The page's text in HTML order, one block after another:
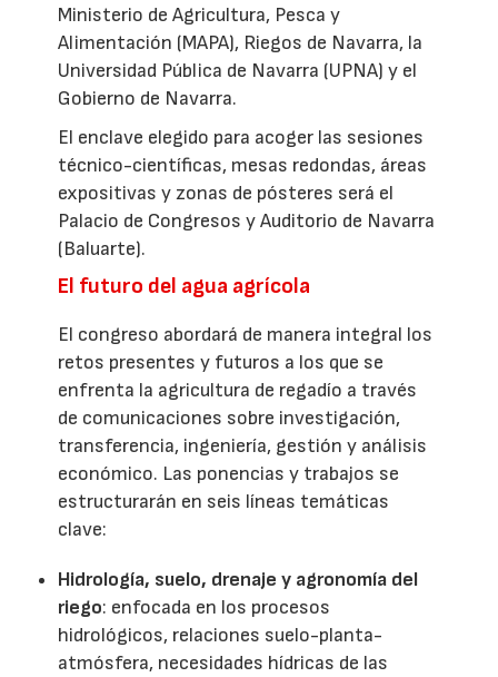
Ministerio de Agricultura, Pesca y
Alimentación (MAPA), Riegos de Navarra, la
Universidad Pública de Navarra (UPNA) y el
Gobierno de Navarra.
El enclave elegido para acoger las sesiones
técnico-científicas, mesas redondas, áreas
expositivas y zonas de pósteres será el
Palacio de Congresos y Auditorio de Navarra
(Baluarte).
El futuro del agua agrícola
El congreso abordará de manera integral los
retos presentes y futuros a los que se
enfrenta la agricultura de regadío a través
de comunicaciones sobre investigación,
transferencia, ingeniería, gestión y análisis
económico. Las ponencias y trabajos se
estructurarán en seis líneas temáticas
clave:
Hidrología, suelo, drenaje y agronomía del
riego: enfocada en los procesos
hidrológicos, relaciones suelo-planta-
atmósfera, necesidades hídricas de las